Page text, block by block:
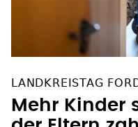
LANDKREISTAG
Mehr Kinder